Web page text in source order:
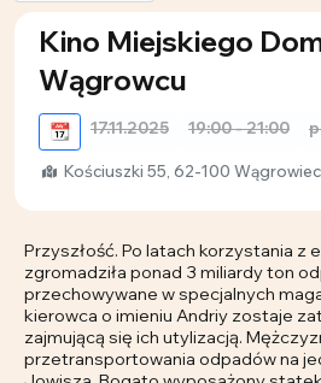
Kino Miejskiego
Wągrowcu
📆 17.11.2025 19:00 - 21:00
Kościuszki 55, 62-100 Wągrowiec
Przyszłość. Po latach korzystania z
zgromadziła ponad 3 miliardy ton
przechowywane w specjalnych
kierowca o imieniu Andriy zostaje
zajmującą się ich utylizacją.
przetransportowania odpadów na